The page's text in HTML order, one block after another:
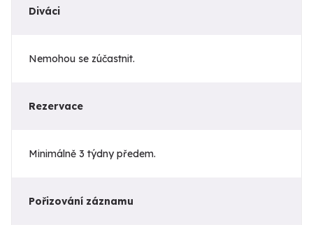
Diváci
Nemohou se zúčastnit.
Rezervace
Minimálně 3 týdny předem.
Pořizování záznamu